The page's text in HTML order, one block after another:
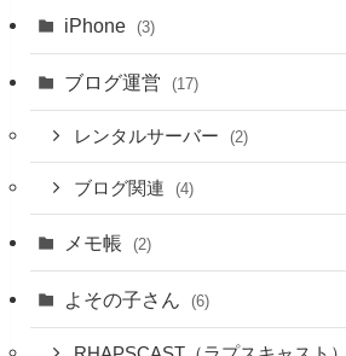
iPhone (3)
ブログ運営 (17)
レンタルサーバー (2)
ブログ関連 (4)
メモ帳 (2)
よその子さん (6)